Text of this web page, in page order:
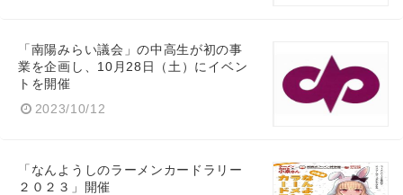
「南陽みらい議会」の中高生が初の事
業を企画し、10月28日（土）にイベン
トを開催
2023/10/12
「なんようしのラーメンカードラリー
２０２３」開催